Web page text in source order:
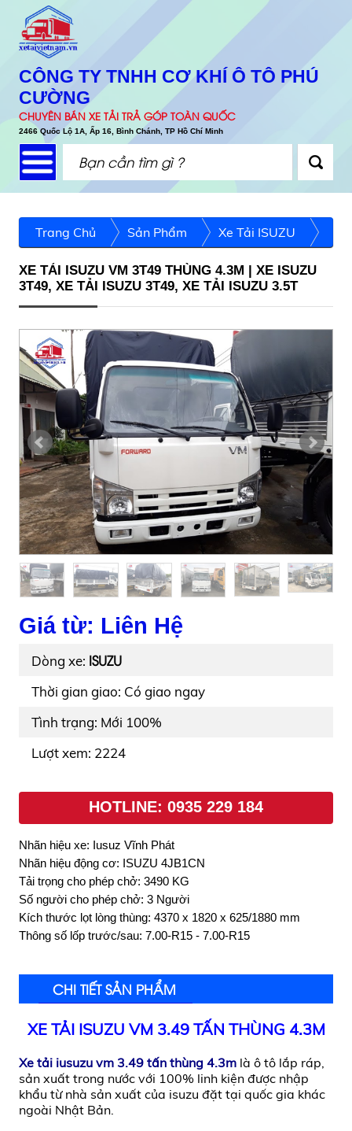
CÔNG TY TNHH CƠ KHÍ Ô TÔ PHÚ
CƯỜNG
CHUYÊN BÁN XE TẢI TRẢ GÓP TOÀN QUỐC
2466 Quốc Lộ 1A, Ấp 16, Bình Chánh, TP Hồ Chí Minh
Trang Chủ Sản Phẩm Xe Tải ISUZU
XE TẢI ISUZU VM 3T49 THÙNG 4.3M | XE ISUZU
3T49, XE TẢI ISUZU 3T49, XE TẢI ISUZU 3.5T
Giá từ: Liên Hệ
Dòng xe: ISUZU
Thời gian giao: Có giao ngay
Tình trạng: Mới 100%
Lượt xem: 2224
HOTLINE: 0935 229 184
Nhãn hiệu xe: Iusuz Vĩnh Phát
Nhãn hiệu động cơ: ISUZU 4JB1CN
Tải trọng cho phép chở: 3490 KG
Số người cho phép chở: 3 Người
Kích thước lọt lòng thùng: 4370 x 1820 x 625/1880 mm
Thông số lốp trước/sau: 7.00-R15 - 7.00-R15
CHI TIẾT SẢN PHẨM
XE TẢI ISUZU VM 3.49 TẤN THÙNG 4.3M
Xe tải iusuzu vm 3.49 tấn thùng 4.3m là ô tô lắp ráp,
sản xuất trong nước với 100% linh kiện được nhập
khẩu từ nhà sản xuất của isuzu đặt tại quốc gia khác
ngoài Nhật Bản.